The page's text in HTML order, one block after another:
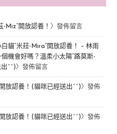
-Miz”開放認養！ 〉發佈留言
貓“米菈-Mira”開放認養！ – 林雨
機會好嗎？溫柔小太陽“路莫斯-
^^)〉發佈留言
開放認養！(貓咪已經送出^^)〉發佈
開放認養！(貓咪已經送出^^)〉發佈